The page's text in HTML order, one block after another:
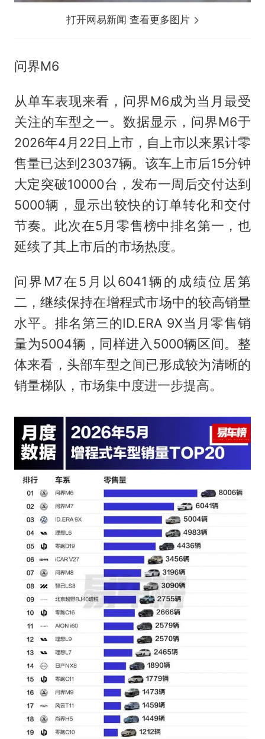
打开网易新闻 查看更多图片
问界M6
从单车表现来看，问界M6成为当月最受
关注的车型之一。数据显示，问界M6于
2026年4月22日上市，自上市以来累计零
售量已达到23037辆。该车上市后15分钟
大定突破10000台，发布一周后交付达到
5000辆，显示出较快的订单转化和交付
节奏。此次在5月零售榜中排名第一，也
延续了其上市后的市场热度。
问界M7在5月以6041辆的成绩位居第
二，继续保持在增程式市场中的较高销量
水平。排名第三的ID.ERA 9X当月零售销
量为5004辆，同样进入5000辆区间。整
体来看，头部车型之间已形成较为清晰的
销量梯队，市场集中度进一步提高。